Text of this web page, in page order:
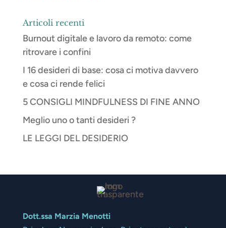
Articoli recenti
Burnout digitale e lavoro da remoto: come
ritrovare i confini
I 16 desideri di base: cosa ci motiva davvero
e cosa ci rende felici
5 CONSIGLI MINDFULNESS DI FINE ANNO
Meglio uno o tanti desideri ?
LE LEGGI DEL DESIDERIO
Dott.ssa Marzia Menotti